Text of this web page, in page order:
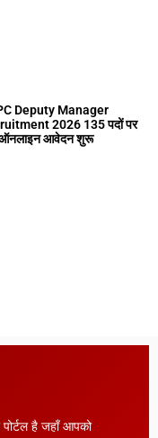
Deputy Manager
2026 135 पदों पर
ऑनलाइन आवेदन शुरू
है जहाँ आपको